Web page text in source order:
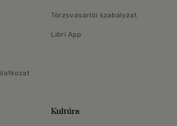
Törzsvásárlói szabályzat
Libri App
Kultúra